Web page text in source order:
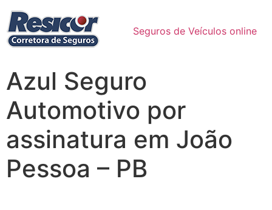
Seguros de Veículos online
Azul Seguro
Automotivo por
assinatura em João
Pessoa – PB